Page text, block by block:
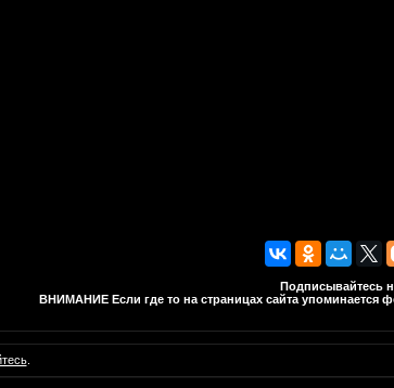
Подписывайтесь
ВНИМАНИЕ Если где то на страницах сайта упоминается
.